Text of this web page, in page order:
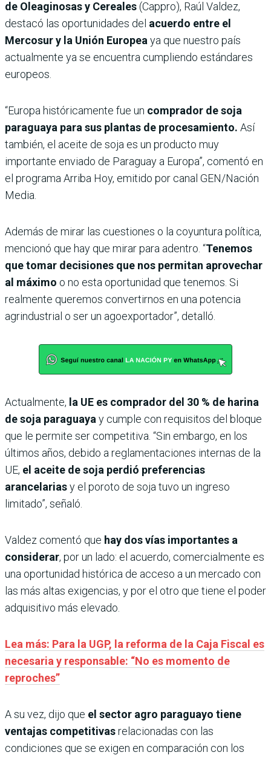
de Oleaginosas y Cereales(Cappro), Raúl Valdez,
destacó las oportunidades del acuerdo entre el
Mercosur y la Unión Europeaya que nuestro país
actualmente ya se encuentra cumpliendo estándares
europeos.
“Europa históricamente fue un comprador de soja
paraguaya para sus plantas de procesamiento. Así
también, el aceite de soja es un producto muy
importante enviado de Paraguay a Europa”, comentó en
el programa Arriba Hoy, emitido por canal GEN/Nación
Media.
Además de mirar las cuestiones o la coyuntura política,
mencionó que hay que mirar para adentro. “Tenemos
que tomar decisiones que nos permitan aprovechar
al máximo o no esta oportunidad que tenemos. Si
realmente queremos convertirnos en una potencia
agrindustrial o ser un agoexportador”, detalló.
Actualmente, la UE es comprador del 30 % de harina
de soja paraguayay cumple con requisitos del bloque
que le permite ser competitiva. “Sin embargo, en los
últimos años, debido a reglamentaciones internas de la
UE, el aceite de soja perdió preferencias
arancelariasy el poroto de soja tuvo un ingreso
limitado”, señaló.
Valdez comentó que hay dos vías importantes a
considerar, por un lado: el acuerdo, comercialmente es
una oportunidad histórica de acceso a un mercado con
las más altas exigencias, y por el otro que tiene el poder
adquisitivo más elevado.
Lea más: Para la UGP, la reforma de la Caja Fiscal es
necesaria y responsable: “No es momento de
reproches”
A su vez, dijo que el sector agro paraguayo tiene
ventajas competitivasrelacionadas con las
condiciones que se exigen en comparación con los